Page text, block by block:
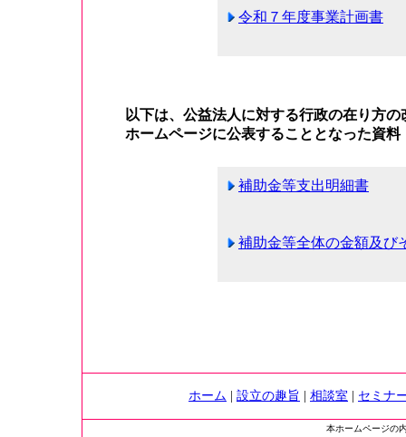
令和７年度事業計画書
以下は、公益法人に対する行政の在り方
ホームページに公表することとなった資料
補助金等支出明細書
補助金等全体の金額及び
ホーム 設立の趣旨 相談室 セミナ
本ホームページの